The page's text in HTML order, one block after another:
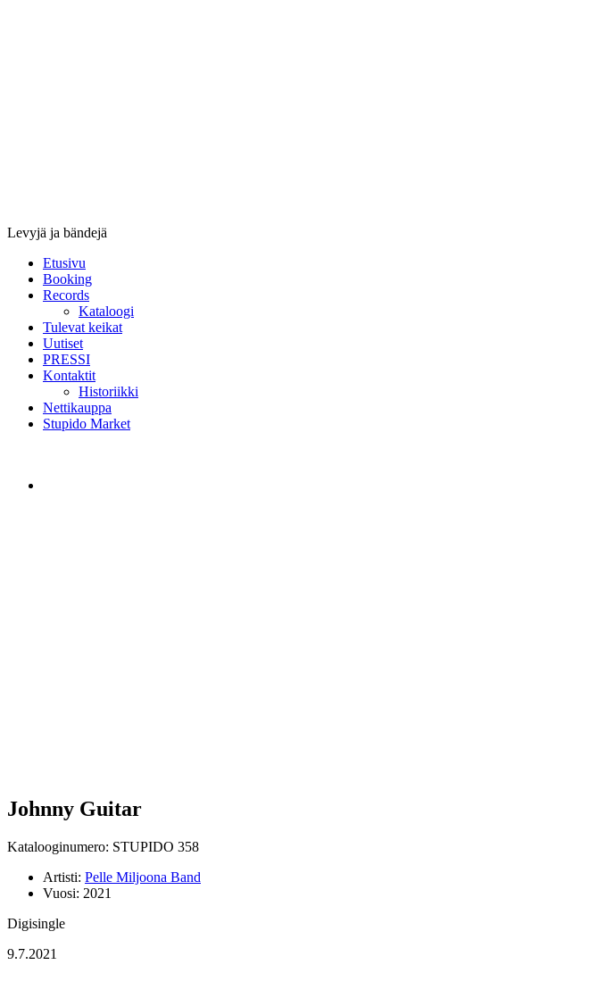
Levyjä ja bändejä
Etusivu
Booking
Records
Kataloogi
Tulevat keikat
Uutiset
PRESSI
Kontaktit
Historiikki
Nettikauppa
Stupido Market
Johnny Guitar
Katalooginumero: STUPIDO 358
Artisti: Pelle Miljoona Band
Vuosi: 2021
Digisingle
9.7.2021